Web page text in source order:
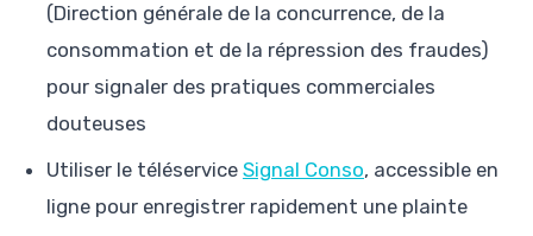
(Direction générale de la concurrence, de la
consommation et de la répression des fraudes)
pour signaler des pratiques commerciales
douteuses
Utiliser le téléservice Signal Conso, accessible en
ligne pour enregistrer rapidement une plainte